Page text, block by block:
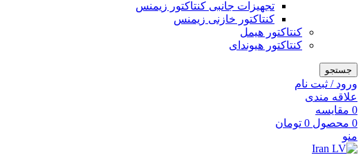
تجهیزات جانبی کنتاکتور زیمنس
کنتاکتور خازنی زیمنس
کنتاکتور هیمل
کنتاکتور هیوندای
جستجو
ورود / ثبت نام
علاقه مندی
0 مقایسه
0 محصول 0 تومان
منو